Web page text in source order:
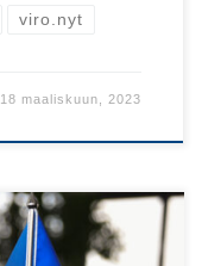
viro.nyt
18 maaliskuun, 2023